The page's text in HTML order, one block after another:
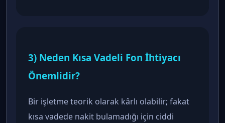
3) Neden Kısa Vadeli Fon İhtiyacı
Önemlidir?
Bir işletme teorik olarak kârlı olabilir; fakat
kısa vadede nakit bulamadığı için ciddi